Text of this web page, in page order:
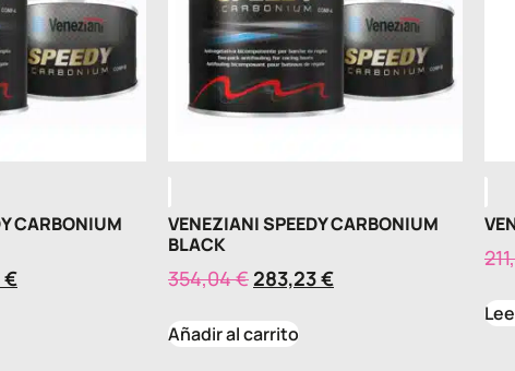
CARBONIUM
€
VENEZIANI SPEEDY CARBONIUM
BLACK
354,04€ 283,23€
Añadir al carrito